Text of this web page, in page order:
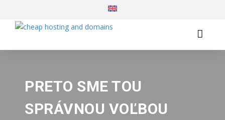
PRETO SME TOU
SPRÁVNOU VOĽBOU